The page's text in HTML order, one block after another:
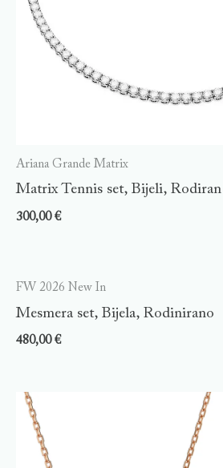
Ariana Grande Matrix
Matrix Tennis set, Bijeli, Rodiran
300,00€
FW 2026 New In
Mesmera set, Bijela, Rodinirano
480,00€